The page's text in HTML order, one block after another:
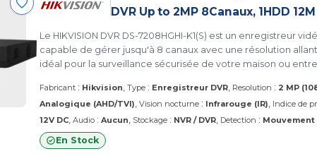
DVR Up to 2MP 8Canaux, 1HDD 12M
Le HIKVISION DVR DS-7208HGHI-K1(S) est un enregistreur
capable de gérer jusqu'à 8 canaux avec une résolution
idéal pour la surveillance sécurisée de votre maison ou
Fabricant : Hikvision Type : Enregistreur DVR Resolution : 2 MP
Analogique (AHD/TVI) Vision nocturne : Infrarouge (IR) Indice de
12V DC Audio : Aucun Stockage : NVR / DVR Detection : Mouvement
En Stock